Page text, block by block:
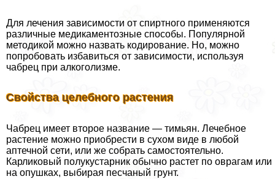
Для лечения зависимости от спиртного применяются
различные медикаментозные способы. Популярной
методикой можно назвать кодирование. Но, можно
попробовать избавиться от зависимости, используя
чабрец при алкоголизме.
Свойства целебного растения
Чабрец имеет второе название — тимьян. Лечебное
растение можно приобрести в сухом виде в любой
аптечной сети, или же собрать самостоятельно.
Карликовый полукустарник обычно растет по оврагам или
на опушках, выбирая песчаный грунт.